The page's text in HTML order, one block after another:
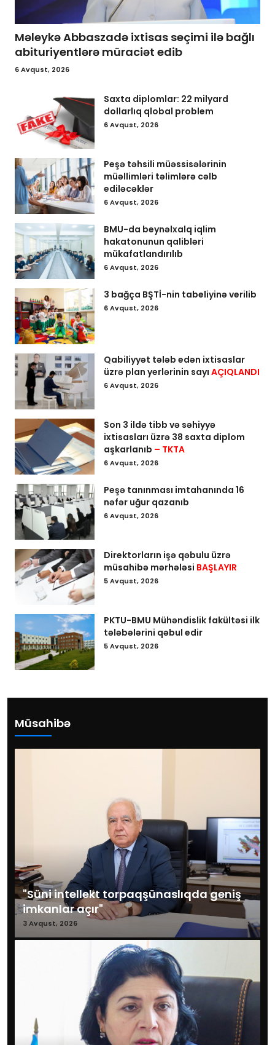
Məleykə Abbaszadə ixtisas seçimi ilə bağlı
abituriyentlərə müraciət edib
6 Avqust, 2026
Saxta diplomlar: 22 milyard
dollarlıq qlobal problem
6 Avqust, 2026
Peşə təhsili müəssisələrinin
müəllimləri təlimlərə cəlb
ediləcəklər
6 Avqust, 2026
BMU-da beynəlxalq iqlim
hakatonunun qalibləri
mükafatlandırılıb
6 Avqust, 2026
3 bağça BŞTİ-nin tabeliyinə verilib
6 Avqust, 2026
Qabiliyyət tələb edən ixtisaslar
üzrə plan yerlərinin sayı AÇIQLANDI
6 Avqust, 2026
Son 3 ildə tibb və səhiyyə
ixtisasları üzrə 38 saxta diplom
aşkarlanıb – TKTA
6 Avqust, 2026
Peşə tanınması imtahanında 16
nəfər uğur qazanıb
6 Avqust, 2026
Direktorların işə qəbulu üzrə
müsahibə mərhələsi BAŞLAYIR
5 Avqust, 2026
PKTU-BMU Mühəndislik fakültəsi ilk
tələbələrini qəbul edir
5 Avqust, 2026
Müsahibə
"Süni intellekt torpaqşünaslıqda geniş
imkanlar açır"
3 Avqust, 2026